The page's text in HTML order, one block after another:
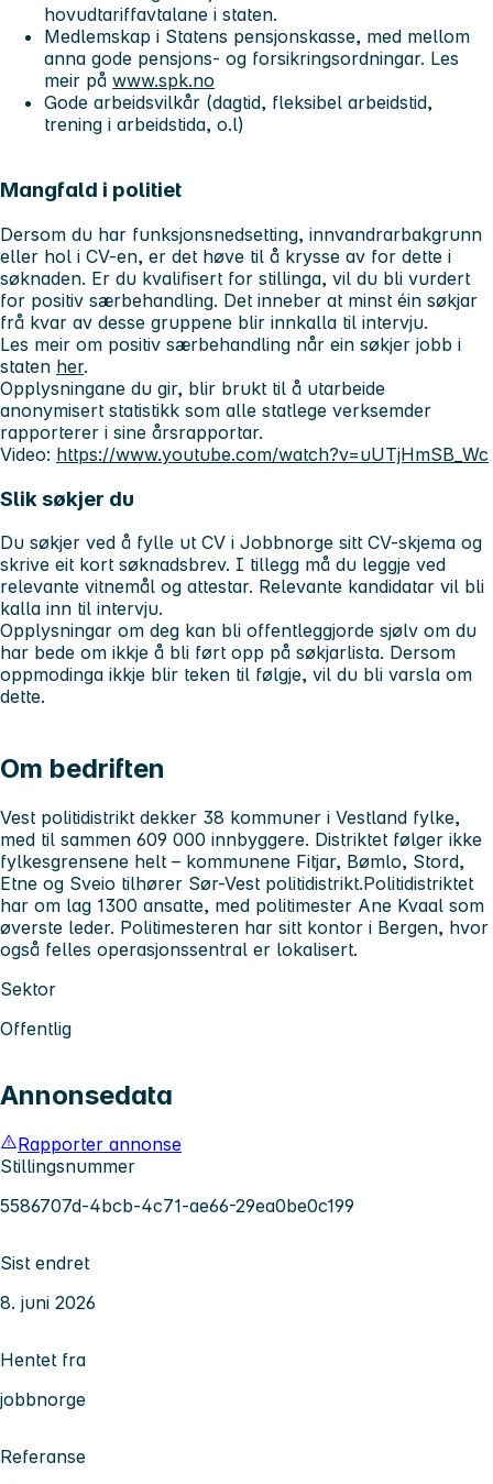
hovudtariffavtalane i staten.
Medlemskap i Statens pensjonskasse, med mellom
anna gode pensjons- og forsikringsordningar. Les
meir på www.spk.no
Gode arbeidsvilkår (dagtid, fleksibel arbeidstid,
trening i arbeidstida, o.l)
Mangfald i politiet
Dersom du har funksjonsnedsetting, innvandrarbakgrunn
eller hol i CV-en, er det høve til å krysse av for dette i
søknaden. Er du kvalifisert for stillinga, vil du bli vurdert
for positiv særbehandling. Det inneber at minst éin søkjar
frå kvar av desse gruppene blir innkalla til intervju.
Les meir om positiv særbehandling når ein søkjer jobb i
staten her.
Opplysningane du gir, blir brukt til å utarbeide
anonymisert statistikk som alle statlege verksemder
rapporterer i sine årsrapportar.
Video: https://www.youtube.com/watch?v=uUTjHmSB_Wc
Slik søkjer du
Du søkjer ved å fylle ut CV i Jobbnorge sitt CV-skjema og
skrive eit kort søknadsbrev. I tillegg må du leggje ved
relevante vitnemål og attestar. Relevante kandidatar vil bli
kalla inn til intervju.
Opplysningar om deg kan bli offentleggjorde sjølv om du
har bede om ikkje å bli ført opp på søkjarlista. Dersom
oppmodinga ikkje blir teken til følgje, vil du bli varsla om
dette.
Om bedriften
Vest politidistrikt dekker 38 kommuner i Vestland fylke,
med til sammen 609 000 innbyggere. Distriktet følger ikke
fylkesgrensene helt – kommunene Fitjar, Bømlo, Stord,
Etne og Sveio tilhører Sør-Vest politidistrikt.Politidistriktet
har om lag 1300 ansatte, med politimester Ane Kvaal som
øverste leder. Politimesteren har sitt kontor i Bergen, hvor
også felles operasjonssentral er lokalisert.
Sektor
Offentlig
Annonsedata
Rapporter annonse
Stillingsnummer
5586707d-4bcb-4c71-ae66-29ea0be0c199
Sist endret
8. juni 2026
Hentet fra
jobbnorge
Referanse